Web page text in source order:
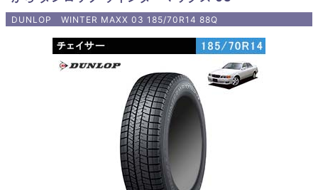
DUNLOP WINTER MAXX 03 185/70R14 88Q